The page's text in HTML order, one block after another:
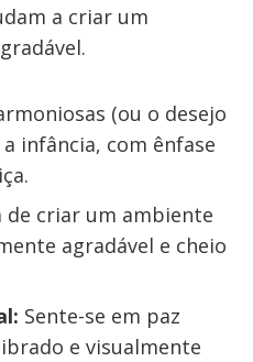
a criar um
(ou o desejo
infância, com ênfase
de criar um ambiente
agradável e cheio
Sente-se em paz
e visualmente